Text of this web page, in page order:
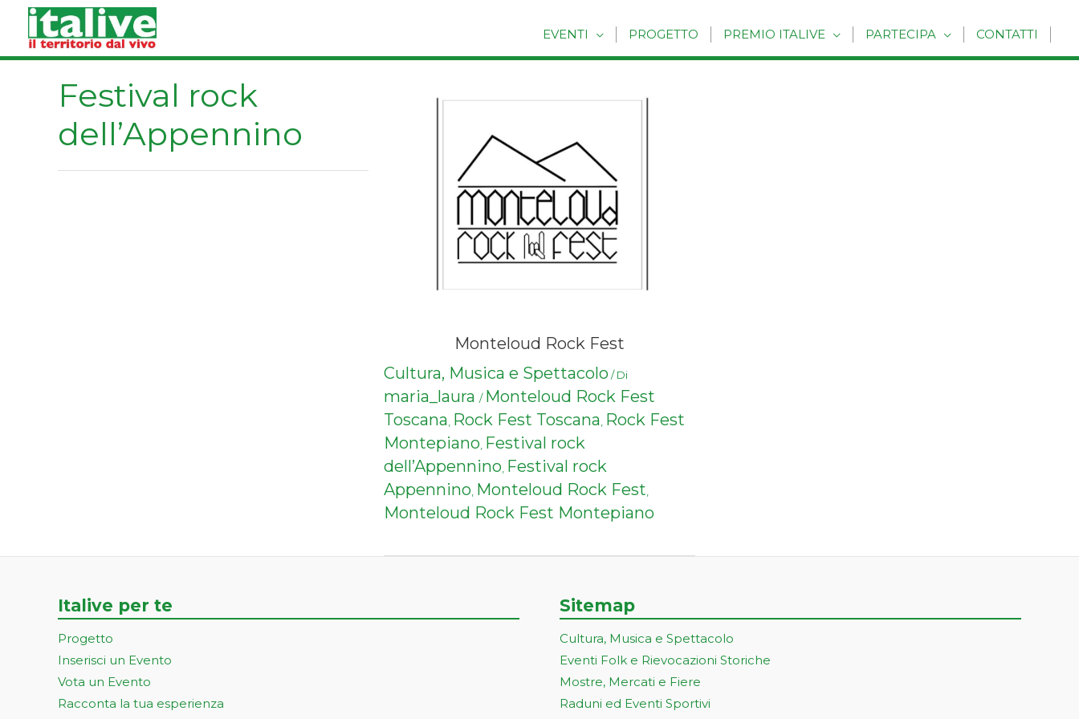
contenuto
EVENTI PROGETTO PREMIO ITALIVE PARTECIPA CONTATTI
Festival rock
dell’Appennino
Monteloud Rock Fest
Cultura, Musica e Spettacolo / Di
maria_laura / Monteloud Rock Fest
Toscana, Rock Fest Toscana, Rock Fest
Montepiano, Festival rock
dell’Appennino, Festival rock
Appennino, Monteloud Rock Fest,
Monteloud Rock Fest Montepiano
Italive per te
Progetto
Inserisci un Evento
Vota un Evento
Racconta la tua esperienza
Sitemap
Cultura, Musica e Spettacolo
Eventi Folk e Rievocazioni Storiche
Mostre, Mercati e Fiere
Raduni ed Eventi Sportivi